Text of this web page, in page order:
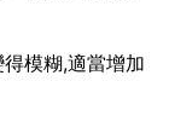
模糊,適當增加